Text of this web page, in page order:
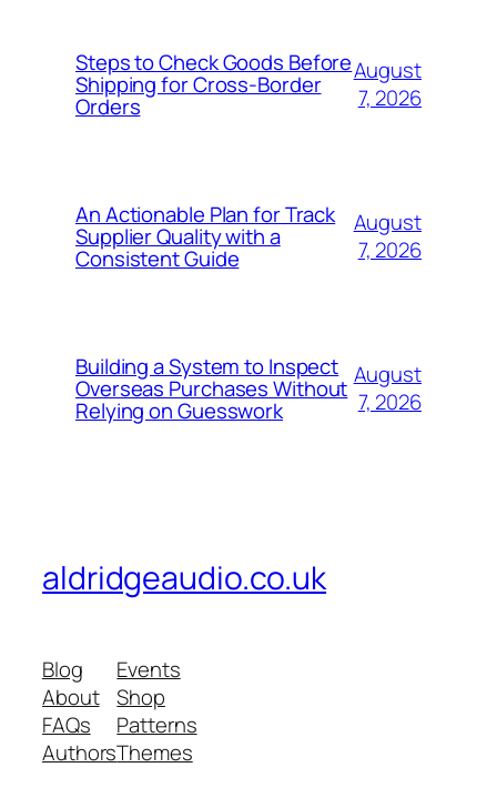
Steps to Check Goods Before
Shipping for Cross-Border
Orders
August
7, 2026
An Actionable Plan for Track
Supplier Quality with a
Consistent Guide
August
7, 2026
Building a System to Inspect
Overseas Purchases Without
Relying on Guesswork
August
7, 2026
aldridgeaudio.co.uk
Blog
About
FAQs
Authors
Events
Shop
Patterns
Themes